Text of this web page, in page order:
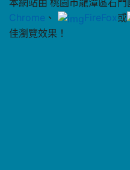
本網站由 桃園市龍潭區石門
Chrome 、 FireFox或
佳瀏覽效果！